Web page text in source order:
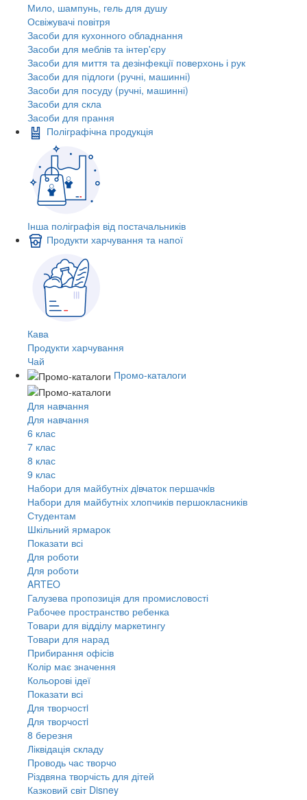
Мило, шампунь, гель для душу
Освіжувачі повітря
Засоби для кухонного обладнання
Засоби для меблів та інтер'єру
Засоби для миття та дезінфекції поверхонь і рук
Засоби для підлоги (ручні, машинні)
Засоби для посуду (ручні, машинні)
Засоби для скла
Засоби для прання
Поліграфічна продукція
Інша поліграфія від постачальників
Продукти харчування та напої
Кава
Продукти харчування
Чай
Промо-каталоги
Для навчання
Для навчання
6 клас
7 клас
8 клас
9 клас
Набори для майбутніх дiвчаток першачкiв
Набори для майбутніх хлопчиків першокласників
Студентам
Шкільний ярмарок
Показати всі
Для роботи
Для роботи
ARTEO
Галузева пропозиція для промисловості
Рабочее пространство ребенка
Товари для відділу маркетингу
Товари для нарад
Прибирання офісів
Колір має значення
Кольорові ідеї
Показати всі
Для творчостi
Для творчостi
8 березня
Ліквідація складу
Проводь час творчо
Різдвяна творчість для дітей
Казковий світ Disney